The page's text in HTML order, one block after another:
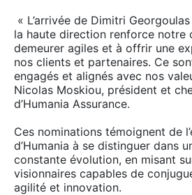
« L’arrivée de Dimitri
la haute direction renforce notre
demeurer agiles et à offrir une
nos clients et partenaires. Ce
engagés et alignés avec nos
Nicolas Moskiou, président et
d’Humania Assurance.
Ces nominations témoignent de
d’Humania à se distinguer dans
constante évolution, en misant
visionnaires capables de
agilité et innovation.